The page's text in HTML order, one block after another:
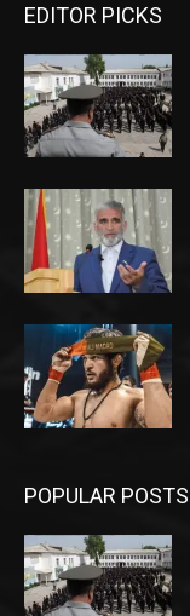
EDITOR PICKS
POPULAR POSTS